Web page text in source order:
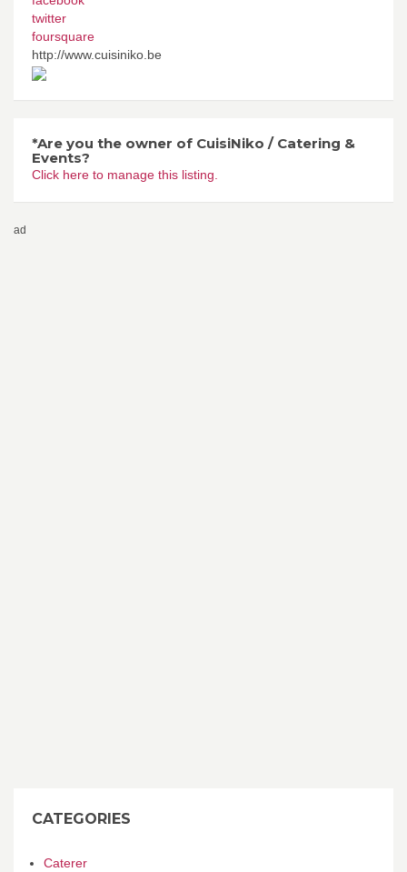
twitter
foursquare
http://www.cuisiniko.be
*Are you the owner of CuisiNiko / Catering &
Events?
Click here to manage this listing.
ad
CATEGORIES
Caterer